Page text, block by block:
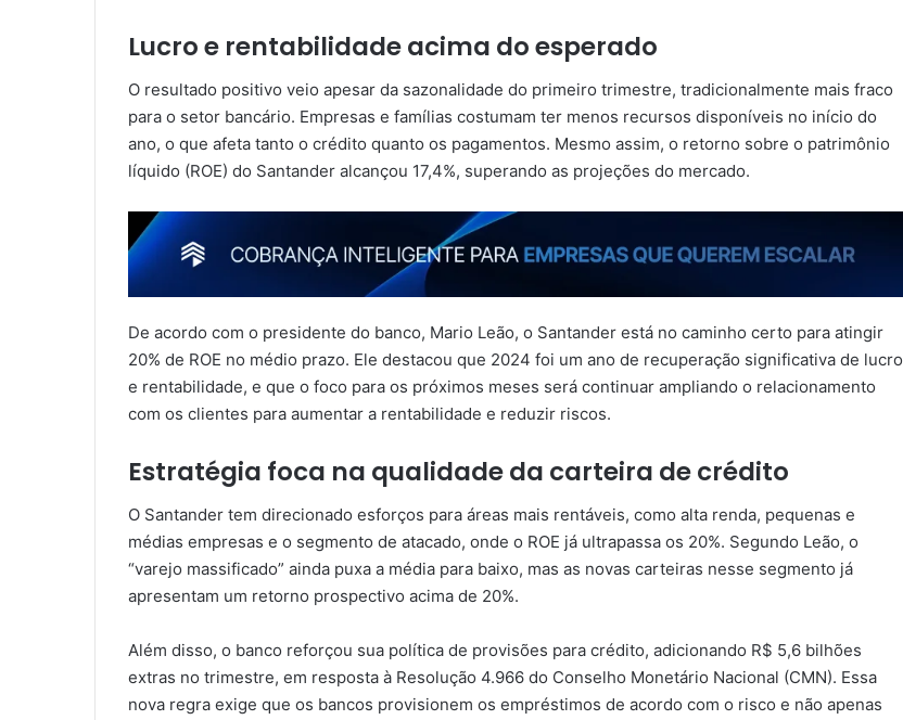
Lucro e rentabilidade acima do esperado
O resultado positivo veio apesar da sazonalidade do primeiro trimestre, tradicionalmente mais fraco
para o setor bancário. Empresas e famílias costumam ter menos recursos disponíveis no início do
ano, o que afeta tanto o crédito quanto os pagamentos. Mesmo assim, o retorno sobre o patrimônio
líquido (ROE) do Santander alcançou 17,4%, superando as projeções do mercado.
De acordo com o presidente do banco, Mario Leão, o Santander está no caminho certo para atingir
20% de ROE no médio prazo. Ele destacou que 2024 foi um ano de recuperação significativa de lucro
e rentabilidade, e que o foco para os próximos meses será continuar ampliando o relacionamento
com os clientes para aumentar a rentabilidade e reduzir riscos.
Estratégia foca na qualidade da carteira de crédito
O Santander tem direcionado esforços para áreas mais rentáveis, como alta renda, pequenas e
médias empresas e o segmento de atacado, onde o ROE já ultrapassa os 20%. Segundo Leão, o
“varejo massificado” ainda puxa a média para baixo, mas as novas carteiras nesse segmento já
apresentam um retorno prospectivo acima de 20%.
Além disso, o banco reforçou sua política de provisões para crédito, adicionando R$ 5,6 bilhões
extras no trimestre, em resposta à Resolução 4.966 do Conselho Monetário Nacional (CMN). Essa
nova regra exige que os bancos provisionem os empréstimos de acordo com o risco e não apenas